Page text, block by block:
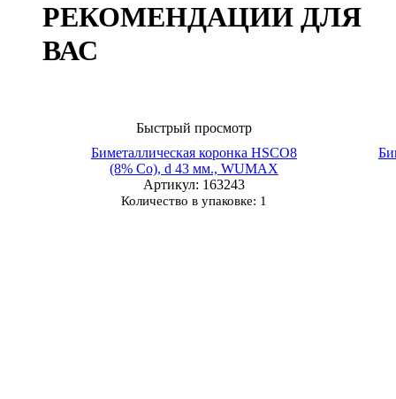
РЕКОМЕНДАЦИИ ДЛЯ
ВАС
Быстрый просмотр
Биметаллическая коронка HSCO8
(8% Co), d 43 мм., WUMAX
Артикул: 163243
Количество в упаковке: 1